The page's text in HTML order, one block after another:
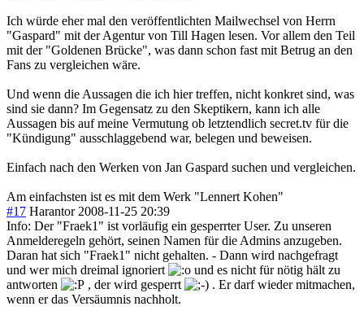
Ich würde eher mal den veröffentlichten Mailwechsel von Herrn
"Gaspard" mit der Agentur von Till Hagen lesen. Vor allem den Teil
mit der "Goldenen Brücke", was dann schon fast mit Betrug an den
Fans zu vergleichen wäre.
Und wenn die Aussagen die ich hier treffen, nicht konkret sind, was
sind sie dann? Im Gegensatz zu den Skeptikern, kann ich alle
Aussagen bis auf meine Vermutung ob letztendlich secret.tv für die
"Kündigung" ausschlaggebend war, belegen und beweisen.
Einfach nach den Werken von Jan Gaspard suchen und vergleichen.
Am einfachsten ist es mit dem Werk "Lennert Kohen"
#17 Harantor 2008-11-25 20:39
Info: Der "Fraek1" ist vorläufig ein gesperrter User. Zu unseren
Anmelderegeln gehört, seinen Namen für die Admins anzugeben.
Daran hat sich "Fraek1" nicht gehalten. - Dann wird nachgefragt
und wer mich dreimal ignoriert
und es nicht für nötig hält zu
antworten
, der wird gesperrt
. Er darf wieder mitmachen,
wenn er das Versäumnis nachholt.